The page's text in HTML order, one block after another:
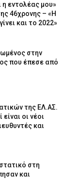
η εντολέας μου»
46χρονης – «Η
και το 2022»
στην
που έπεσε από
της ΕΛ.ΑΣ.
οι νέοι
και
στη
και